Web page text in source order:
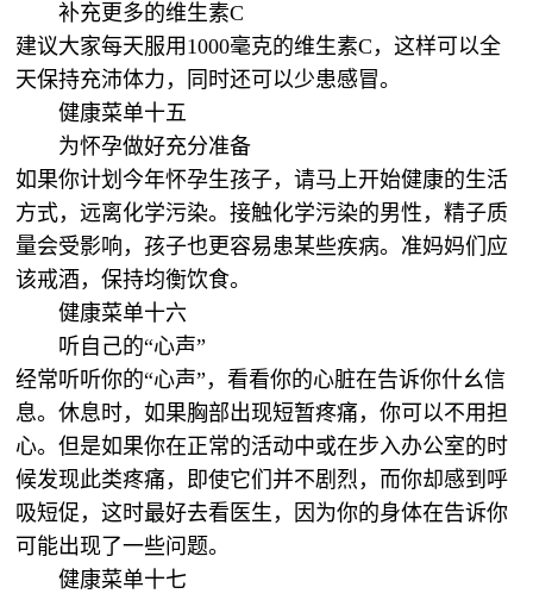
补充更多的维生素C
建议大家每天服用1000毫克的维生素C，这样可以全
天保持充沛体力，同时还可以少患感冒。
健康菜单十五
为怀孕做好充分准备
如果你计划今年怀孕生孩子，请马上开始健康的生活
方式，远离化学污染。接触化学污染的男性，精子质
量会受影响，孩子也更容易患某些疾病。准妈妈们应
该戒酒，保持均衡饮食。
健康菜单十六
听自己的“心声”
经常听听你的“心声”，看看你的心脏在告诉你什幺信
息。休息时，如果胸部出现短暂疼痛，你可以不用担
心。但是如果你在正常的活动中或在步入办公室的时
候发现此类疼痛，即使它们并不剧烈，而你却感到呼
吸短促，这时最好去看医生，因为你的身体在告诉你
可能出现了一些问题。
健康菜单十七